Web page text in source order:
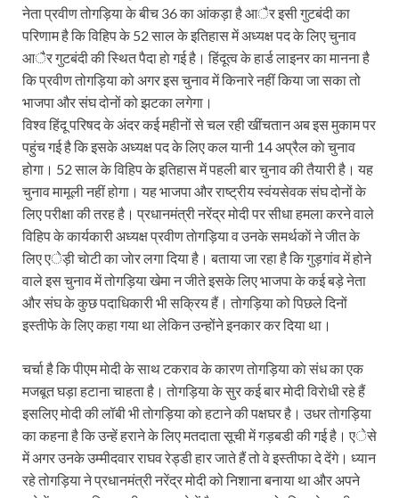
नेता प्रवीण तोगड़िया के बीच 36 का आंकड़ा है आैर इसी गुटबंदी का
परिणाम है कि विहिप के 52 साल के इतिहास में अध्यक्ष पद के लिए चुनाव
आैर गुटबंदी की स्थित पैदा हाे गई है। हिंदूत्व के हार्ड लाइनर का मानना है
कि प्रवीण तोगड़िया को अगर इस चुनाव में किनारे नहीं किया जा सका तो
भाजपा और संघ दोनों को झटका लगेगा।
विश्व हिंदू परिषद के अंदर कई महीनों से चल रही खींचतान अब इस मुकाम पर
पहुंच गई है कि इसके अध्यक्ष पद के लिए कल यानी 14 अप्रैल काे चुनाव
होगा। 52 साल के विहिप के इतिहास में पहली बार चुनाव की तैयारी है। यह
चुनाव मामूली नहीं होगा। यह भाजपा और राष्ट्रीय स्वंयसेवक संघ दोनों के
लिए परीक्षा की तरह है। प्रधानमंत्री नरेंद्र मोदी पर सीधा हमला करने वाले
विहिप के कार्यकारी अध्यक्ष प्रवीण ताेगड़िया व उनके समर्थकाें ने जीत के
लिए एेड़ी चाेटी का जाेर लगा दिया है। बताया जा रहा है कि गुड़गांव में होने
वाले इस चुनाव में तोगड़िया खेमा न जीते इसके लिए भाजपा के कई बड़े नेता
और संघ के कुछ पदाधिकारी भी सक्रिय हैं। तोगड़िया को पिछले दिनों
इस्तीफे के लिए कहा गया था लेकिन उन्होंने इनकार कर दिया था।
चर्चा है कि पीएम माेदी के साथ टकराव के कारण ताेगड़िया काे संध का एक
मजबूत घड़ा हटाना चाहता है। ताेगड़िया के सुर कई बार माेदी विराेधी रहे हैं
इसलिए माेदी की लॉबी भी ताेगड़िया काे हटाने की पक्षघर है। उधर ताेगड़िया
का कहना है कि उन्हें हराने के लिए मतदाता सूची में गड़बडी की गई है। एेसे
में अगर उनके उम्मीदवार राघव रेड्डी हार जाते हैं तो वे इस्तीफा दे देंगे। ध्यान
रहे तोगड़िया ने प्रधानमंत्री नरेंद्र मोदी को निशाना बनाया था और अपने